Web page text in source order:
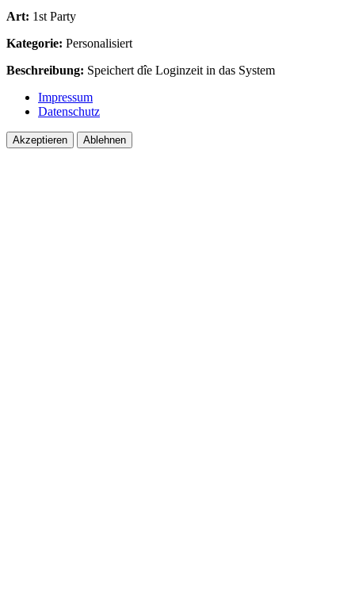
Art: 1st Party
Kategorie: Personalisiert
Beschreibung: Speichert dîe Loginzeit in das System
Impressum
Datenschutz
Akzeptieren Ablehnen